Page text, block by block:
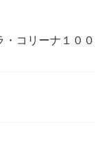
コリーナ１００